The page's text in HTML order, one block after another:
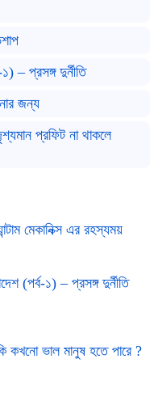
– প্রসঙ্গ দুর্নীতি
জন্য
প্রফিট না থাকলে
মেকানিক্স এর রহস্যময়
(পর্ব-১) – প্রসঙ্গ দুর্নীতি
কখনো ভাল মানুষ হতে পারে ?